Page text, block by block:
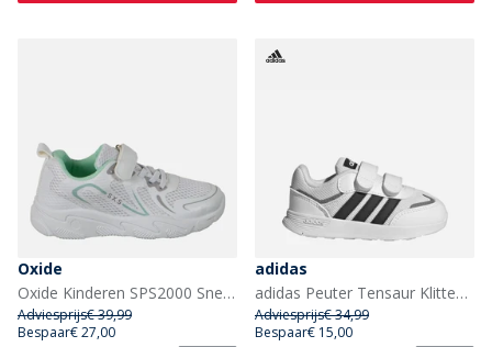
Oxide
Oxide Kinderen SPS2000 Sneakers Wit
Adviesprijs€ 39,99
Bespaar€ 27,00
adidas
adidas Peuter Tensaur Klittenband Trainers Cloud White/Core Black/Grey Four
Adviesprijs€ 34,99
Bespaar€ 15,00